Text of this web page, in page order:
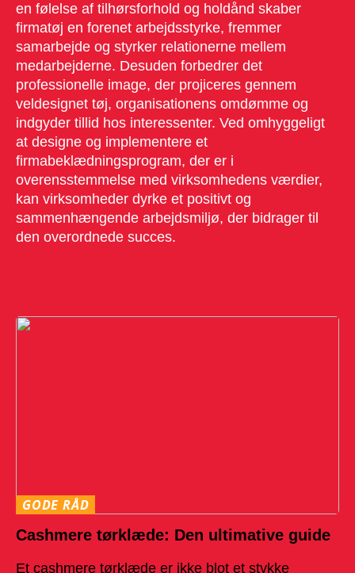
en følelse af tilhørsforhold og holdånd skaber
firmatøj en forenet arbejdsstyrke, fremmer
samarbejde og styrker relationerne mellem
medarbejderne. Desuden forbedrer det
professionelle image, der projiceres gennem
veldesignet tøj, organisationens omdømme og
indgyder tillid hos interessenter. Ved omhyggeligt
at designe og implementere et
firmabeklædningsprogram, der er i
overensstemmelse med virksomhedens værdier,
kan virksomheder dyrke et positivt og
sammenhængende arbejdsmiljø, der bidrager til
den overordnede succes.
GODE RÅD
Cashmere tørklæde: Den ultimative guide
Et cashmere tørklæde er ikke blot et stykke